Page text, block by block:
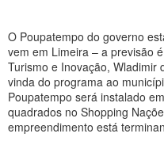
O Poupatempo do governo
vem em Limeira – a previsão
Turismo e Inovação, Wladimir
vinda do programa ao
Poupatempo será instalado
quadrados no Shopping
empreendimento está